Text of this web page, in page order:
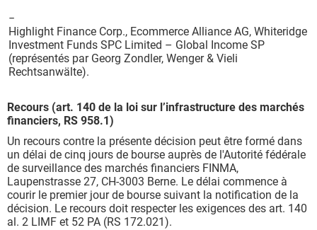
−
Highlight Finance Corp., Ecommerce Alliance AG, Whiteridge
Investment Funds SPC Limited – Global Income SP
(représentés par Georg Zondler, Wenger & Vieli
Rechtsanwälte).
Recours (art. 140 de la loi sur l’infrastructure des marchés
financiers, RS 958.1)
Un recours contre la présente décision peut être formé dans
un délai de cinq jours de bourse auprès de l'Autorité fédérale
de surveillance des marchés financiers FINMA,
Laupenstrasse 27, CH-3003 Berne. Le délai commence à
courir le premier jour de bourse suivant la notification de la
décision. Le recours doit respecter les exigences des art. 140
al. 2 LIMF et 52 PA (RS 172.021).